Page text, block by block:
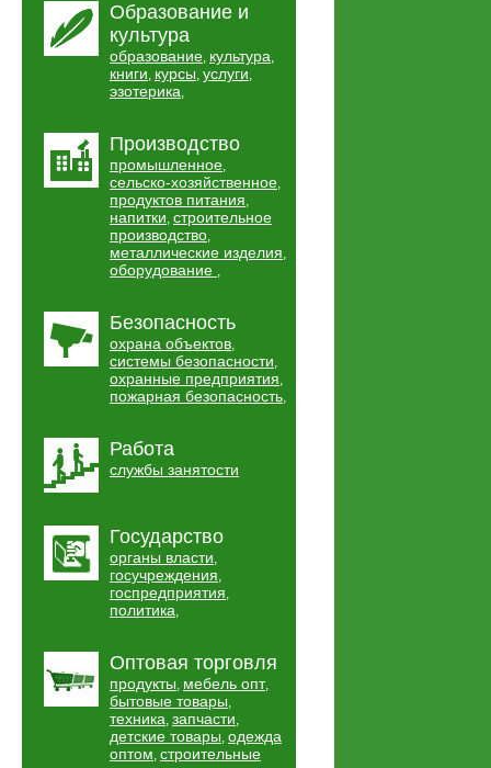
Образование и
культура
образование, культура,
книги, курсы, услуги,
эзотерика,
Производство
промышленное,
сельско-хозяйственное,
продуктов питания,
напитки, строительное
производство,
металлические изделия,
оборудование ,
Безопасность
охрана объектов,
системы безопасности,
охранные предприятия,
пожарная безопасность,
Работа
службы занятости
Государство
органы власти,
госучреждения,
госпредприятия,
политика,
Оптовая торговля
продукты, мебель опт,
бытовые товары,
техника, запчасти,
детские товары, одежда
оптом, строительные